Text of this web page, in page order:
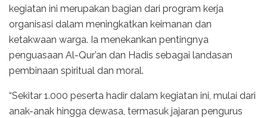
kegiatan ini merupakan bagian dari program kerja
organisasi dalam meningkatkan keimanan dan
ketakwaan warga. Ia menekankan pentingnya
penguasaan Al-Qur’an dan Hadis sebagai landasan
pembinaan spiritual dan moral.
“Sekitar 1.000 peserta hadir dalam kegiatan ini, mulai dari
anak-anak hingga dewasa, termasuk jajaran pengurus